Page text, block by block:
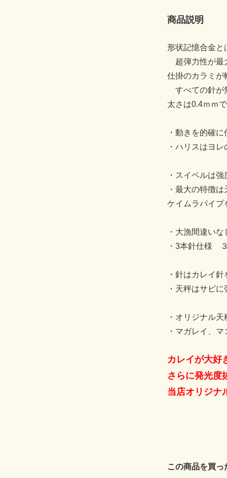
商品説明
形状記憶合金と
超弾力性が最
仕掛のカラミが
すべての針が
太さは0.4ｍｍ
・動きを的確
・ハリスはヨ
・スイベルは
・最大の特徴
ケイムラパイプ
・大漁間違い
・3本針仕様
・針はカレイ
・天秤はサビ
・オリジナル
・マガレイ、
カレイが大好
さらに発光度
当店オリジナ
この商品を買